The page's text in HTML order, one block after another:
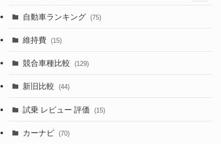
(357)
(328)
(253)
(242)
(85)
(84)
(50)
(58)
(8)
(3)
(3)
(1)
(21)
(5)
(7)
自動車ランキング (75)
維持費 (15)
競合車種比較 (129)
新旧比較 (44)
試乗 レビュー 評価 (15)
カーナビ (70)